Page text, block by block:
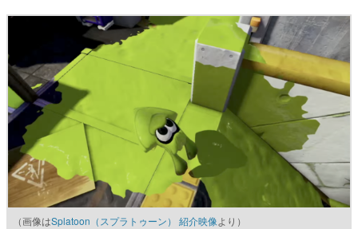
（画像はSplatoon（スプラトゥーン） 紹介映像より）